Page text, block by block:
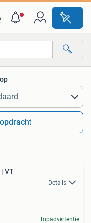
Rode kool zaad | VT
Details
Topadvertentie